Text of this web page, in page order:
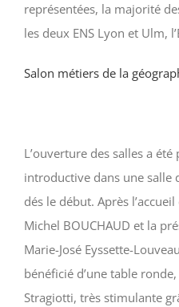
représentées, la majorité
les deux ENS Lyon et Ulm,
Salon métiers de la
L’ouverture des salles a été
introductive dans une salle
dés le début. Après
Michel BOUCHAUD et la
Marie-José Eyssette-
bénéficié d’une table
Stragiotti, très stimulante